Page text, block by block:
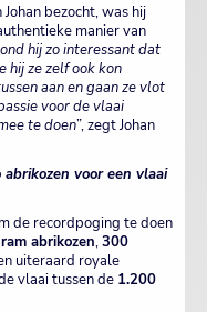
bezocht, was hij
manier van
hij zo interessant dat
hij ze zelf ook kon
aan en gaan ze vlot
voor de vlaai
te doen”, zegt Johan
voor een vlaai
de recordpoging te doen
abrikozen,300
uiteraard royale
vlaai tussen de 1.200